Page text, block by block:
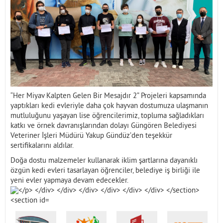
İletişim
“Her Miyav Kalpten Gelen Bir Mesajdır 2” Projeleri kapsamında
yaptıkları kedi evleriyle daha çok hayvan dostumuza ulaşmanın
mutluluğunu yaşayan lise öğrencilerimiz, topluma sağladıkları
katkı ve örnek davranışlarından dolayı Güngören Belediyesi
Veteriner İşleri Müdürü Yakup Gündüz’den teşekkür
sertifikalarını aldılar.
Doğa dostu malzemeler kullanarak iklim şartlarına dayanıklı
özgün kedi evleri tasarlayan öğrenciler, belediye iş birliği ile
yeni evler yapmaya devam edecekler.